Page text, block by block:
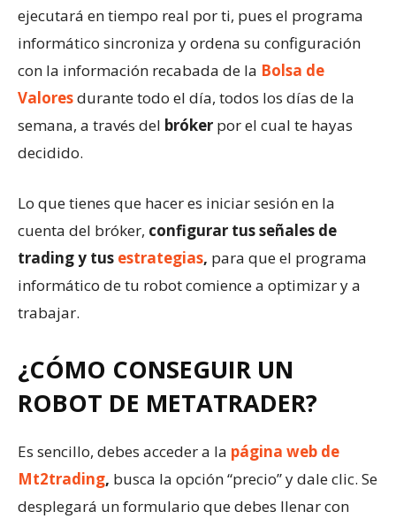
ejecutará en tiempo real por ti, pues el programa
informático sincroniza y ordena su configuración
con la información recabada de la Bolsa de
Valoresdurante todo el día, todos los días de la
semana, a través del bróker por el cual te hayas
decidido.
Lo que tienes que hacer es iniciar sesión en la
cuenta del bróker, configurar tus señales de
trading y tus estrategias, para que el programa
informático de tu robot comience a optimizar y a
trabajar.
¿CÓMO CONSEGUIR UN
ROBOT DE METATRADER?
Es sencillo, debes acceder a la página web de
Mt2trading, busca la opción “precio” y dale clic. Se
desplegará un formulario que debes llenar con